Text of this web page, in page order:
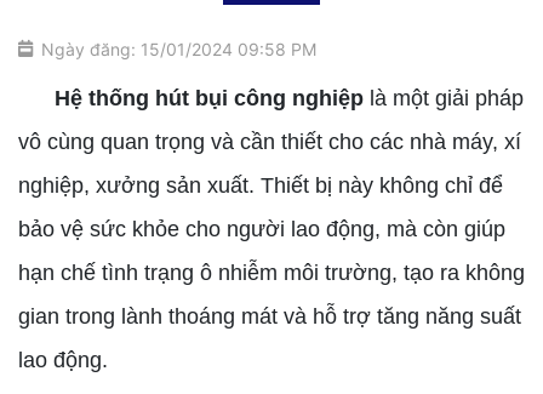
Ngày đăng: 15/01/2024 09:58 PM
Hệ thống hút bụi công nghiệp là một giải pháp
vô cùng quan trọng và cần thiết cho các nhà máy, xí
nghiệp, xưởng sản xuất. Thiết bị này không chỉ để
bảo vệ sức khỏe cho người lao động, mà còn giúp
hạn chế tình trạng ô nhiễm môi trường, tạo ra không
gian trong lành thoáng mát và hỗ trợ tăng năng suất
lao động.